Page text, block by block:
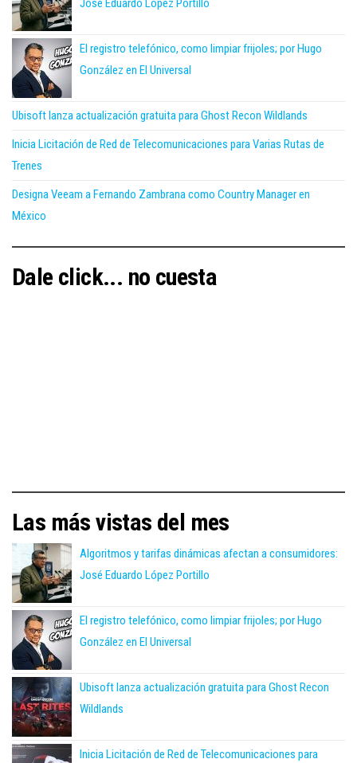
El registro telefónico, como limpiar frijoles; por Hugo
González en El Universal
Ubisoft lanza actualización gratuita para Ghost Recon Wildlands
Inicia Licitación de Red de Telecomunicaciones para Varias Rutas de
Trenes
Designa Veeam a Fernando Zambrana como Country Manager en
México
Dale click... no cuesta
Las más vistas del mes
Algoritmos y tarifas dinámicas afectan a consumidores:
José Eduardo López Portillo
El registro telefónico, como limpiar frijoles; por Hugo
González en El Universal
Ubisoft lanza actualización gratuita para Ghost Recon
Wildlands
Inicia Licitación de Red de Telecomunicaciones para